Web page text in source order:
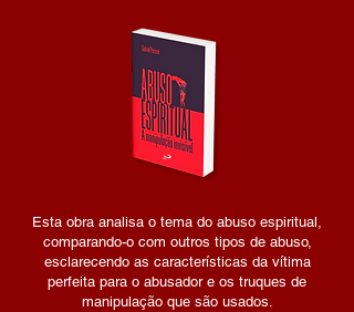
Esta obra analisa o tema do abuso espiritual,
comparando-o com outros tipos de abuso,
esclarecendo as características da vítima
perfeita para o abusador e os truques de
manipulação que são usados.